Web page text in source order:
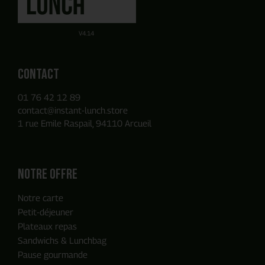
Obtenez un devis par E-mail de manière autonome sur la
base des produits que vous avez ajouté à votre panier.
Ou utilisez notre Formulaire de contact
V4.14
Contact
01 76 42 12 89
contact@instant-lunch.store
1 rue Emile Raspail, 94110 Arcueil
Notre offre
Notre carte
Petit-déjeuner
Plateaux repas
Sandwichs & Lunchbag
Pause gourmande